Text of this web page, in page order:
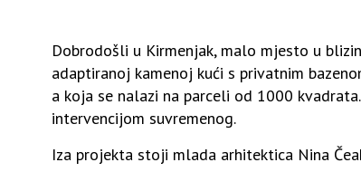
Dobrodošli u Kirmenjak, malo mjesto u
adaptiranoj kamenoj kući s privatnim
a koja se nalazi na parceli od 1000
intervencijom suvremenog.
Iza projekta stoji mlada arhitektica Nina